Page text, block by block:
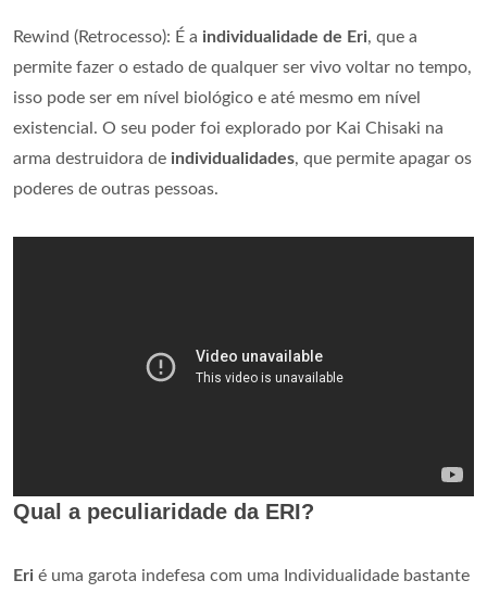
Rewind (Retrocesso): É a individualidade de Eri, que a
permite fazer o estado de qualquer ser vivo voltar no tempo,
isso pode ser em nível biológico e até mesmo em nível
existencial. O seu poder foi explorado por Kai Chisaki na
arma destruidora de individualidades, que permite apagar os
poderes de outras pessoas.
Qual a peculiaridade da ERI?
Eri é uma garota indefesa com uma Individualidade bastante